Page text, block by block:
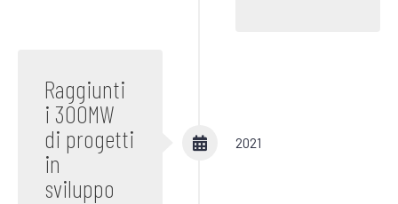
Raggiunti
i 300MW
di progetti
in
sviluppo
2021